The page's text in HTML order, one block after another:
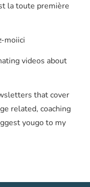
la toute première
moiici
videos about
that cover
related, coaching
yougo to my